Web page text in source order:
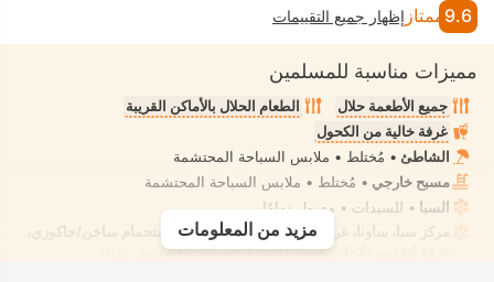
9.6 ممتاز إظهار جميع التقييمات
مميزات مناسبة للمسلمين
جميع الأطعمة حلال
الطعام الحلال بالأماكن القريبة
غرفة خالية من الكحول
الشاطئ • مُختلط • ملابس السباحة المحتشمة
مسبح خارجي • مُختلط • ملابس السباحة المحتشمة
السبا • للسيدات • معزول تمامًا
مركز سبا، ساونا، غرفة بخار، حمام تركي، حوض استحمام ساخن/جاكوزي،
غرفة لتقديم علاجات السبا، تدليك• للسيدات • معزول تمامًا
مزيد من المعلومات